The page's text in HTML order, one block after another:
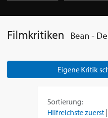
Filmkritiken Bean -
Eigene Kritik
Sortierung:
Hilfreichste zuerst |